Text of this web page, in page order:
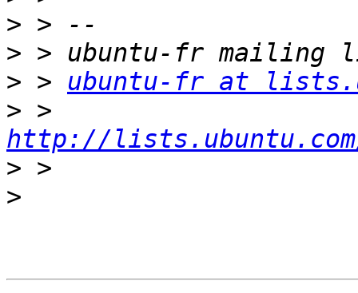
>
>
> > ubuntu-fr at
>
http://
>
>